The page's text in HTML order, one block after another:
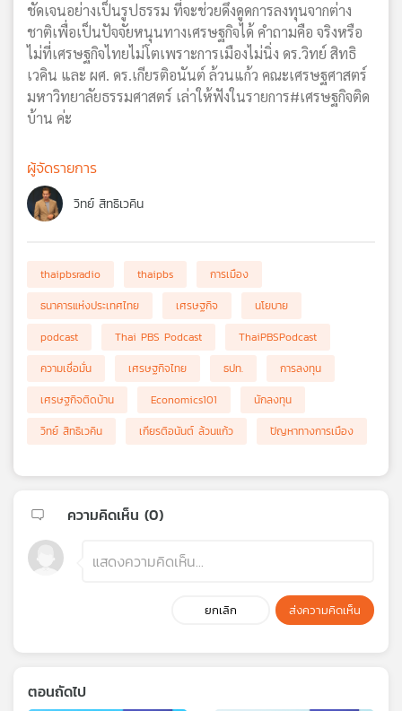
ชัดเจนอย่างเป็นรูปธรรม ที่จะช่วยดึงดูดการลงทุนจากต่าง
ชาติเพื่อเป็นปัจจัยหนุนทางเศรษฐกิจได้ คำถามคือ จริงหรือ
ไม่ที่เศรษฐกิจไทยไม่โตเพราะการเมืองไม่นิ่ง ดร.วิทย์ สิทธิ
เวคิน และ ผศ. ดร.เกียรติอนันต์ ล้วนแก้ว คณะเศรษฐศาสตร์
มหาวิทยาลัยธรรมศาสตร์ เล่าให้ฟังในรายการ#เศรษฐกิจติด
บ้าน ค่ะ
ผู้จัดรายการ
วิทย์ สิทธิเวคิน
thaipbsradio thaipbs
การเมือง
ธนาคารแห่งประเทศไทย
เศรษฐกิจ
นโยบาย
podcast
Thai PBS Podcast
ThaiPBSPodcast
ความเชื่อมั่น
เศรษฐกิจไทย ธปท.
การลงทุน
เศรษฐกิจติดบ้าน
Economics101
นักลงทุน
วิทย์ สิทธิเวคิน
เกียรติอนันต์ ล้วนแก้ว ปัญหาทางการเมือง
ความคิดเห็น (0)
ยกเลิก ส่งความคิดเห็น
ตอนถัดไป